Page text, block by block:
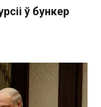
ў бункер